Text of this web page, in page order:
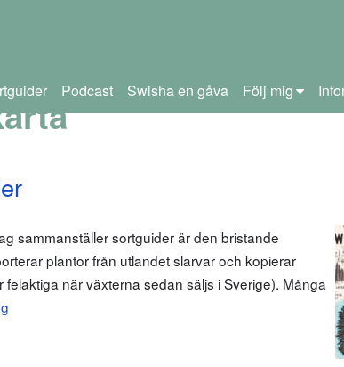
Podcast Swisha en gåva Följ mig
sammanställer sortguider är den bristande
plantor från utlandet slarvar och kopierar
när växterna sedan säljs i Sverige). Många